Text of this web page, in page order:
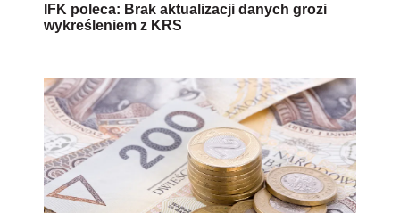
IFK poleca: Brak aktualizacji danych grozi
wykreśleniem z KRS